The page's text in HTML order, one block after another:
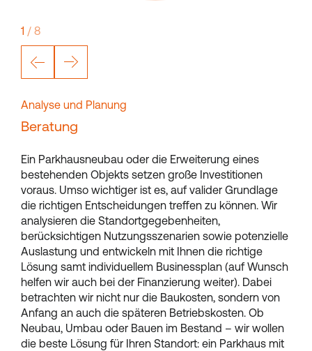
1 / 8
Analyse und Planung
Beratung
Ein Parkhausneubau oder die Erweiterung eines
bestehenden Objekts setzen große Investitionen
voraus. Umso wichtiger ist es, auf valider Grundlage
die richtigen Entscheidungen treffen zu können. Wir
analysieren die Standortgegebenheiten,
berücksichtigen Nutzungsszenarien sowie potenzielle
Auslastung und entwickeln mit Ihnen die richtige
Lösung samt individuellem Businessplan (auf Wunsch
helfen wir auch bei der Finanzierung weiter). Dabei
betrachten wir nicht nur die Baukosten, sondern von
Anfang an auch die späteren Betriebskosten. Ob
Neubau, Umbau oder Bauen im Bestand – wir wollen
die beste Lösung für Ihren Standort: ein Parkhaus mit